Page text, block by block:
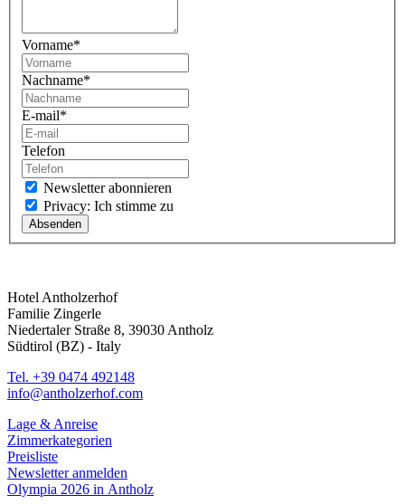
Vorname*
Nachname*
E-mail*
Telefon
Newsletter abonnieren
Privacy: Ich stimme zu
Hotel Antholzerhof
Familie Zingerle
Niedertaler Straße 8, 39030 Antholz
Südtirol (BZ) - Italy
Tel. +39 0474 492148
info@antholzerhof.com
Lage & Anreise
Zimmerkategorien
Preisliste
Newsletter anmelden
Olympia 2026 in Antholz